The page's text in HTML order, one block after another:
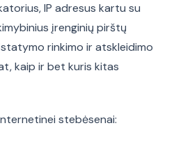
IP adresus kartu su
įrenginių pirštų
rinkimo ir atskleidimo
kaip ir bet kuris kitas
stebėsenai: